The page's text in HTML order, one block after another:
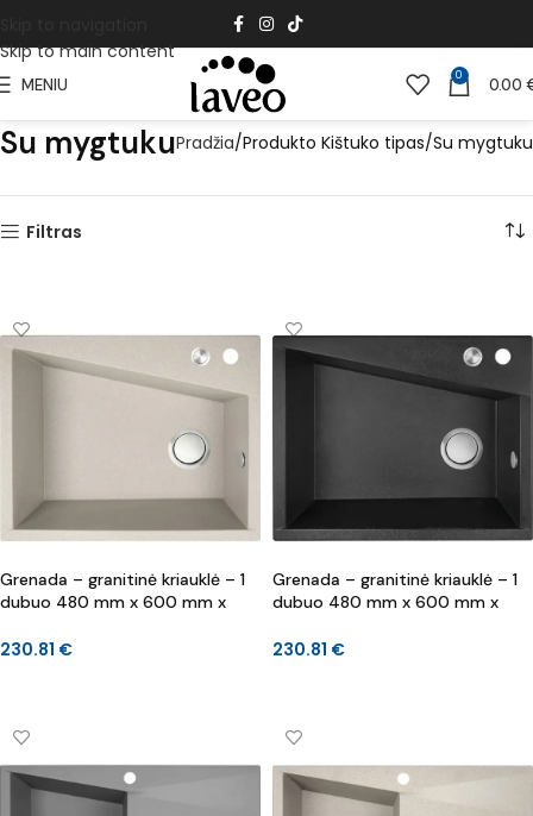
Skip to main content
MENIU 0 0.00
Su mygtukuPradžia Produkto Kištuko tipas Su mygtuku
Filtras
Grenada – granitinė kriauklė – 1
dubuo 480 mm x 600 mm x
230.81 €
Grenada – granitinė kriauklė – 1
dubuo 480 mm x 600 mm x
230.81 €